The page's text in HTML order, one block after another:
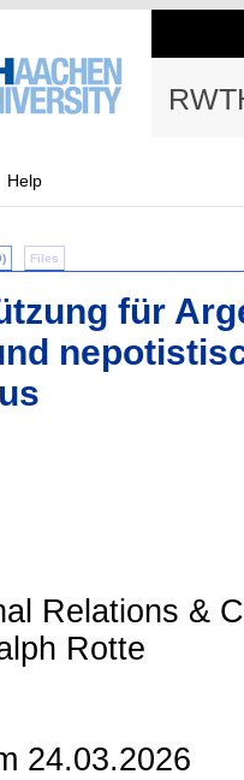
Help
Files
für
Relations &
Rotte
24.03.2026